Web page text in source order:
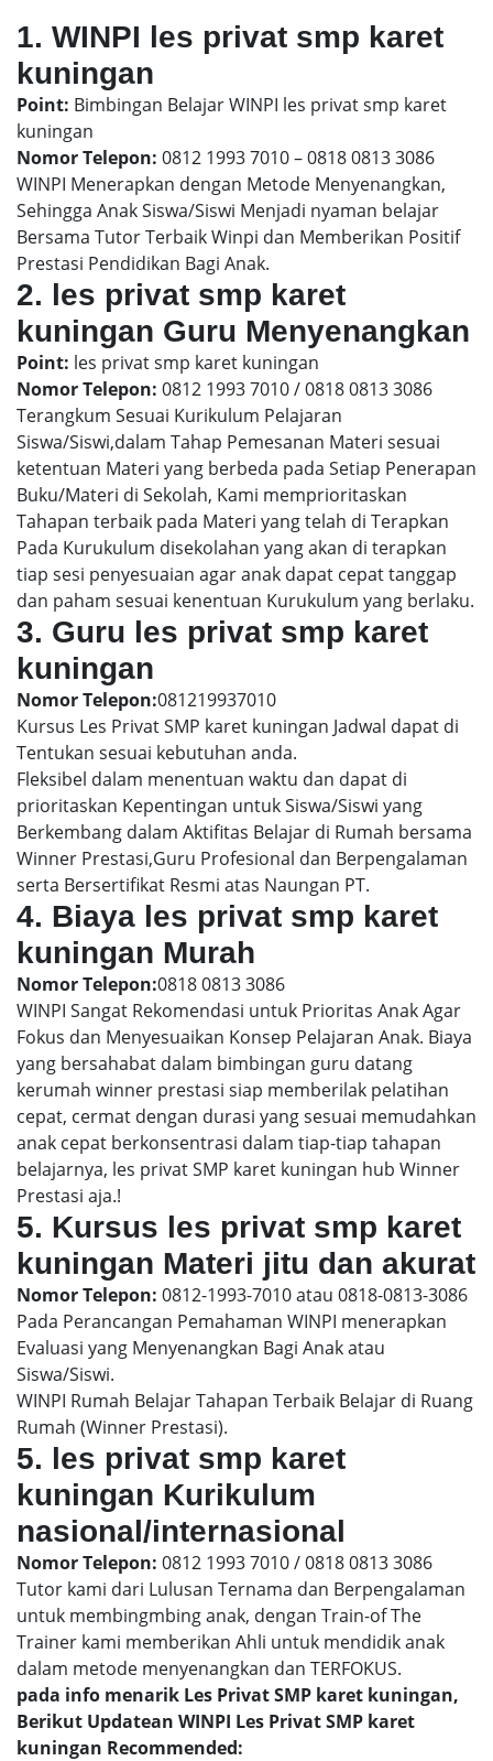
1. WINPI les privat smp karet
kuningan
Point: Bimbingan Belajar WINPI les privat smp karet
kuningan
Nomor Telepon: 0812 1993 7010 – 0818 0813 3086
WINPI Menerapkan dengan Metode Menyenangkan,
Sehingga Anak Siswa/Siswi Menjadi nyaman belajar
Bersama Tutor Terbaik Winpi dan Memberikan Positif
Prestasi Pendidikan Bagi Anak.
2. les privat smp karet
kuningan Guru Menyenangkan
Point: les privat smp karet kuningan
Nomor Telepon: 0812 1993 7010 / 0818 0813 3086
Terangkum Sesuai Kurikulum Pelajaran
Siswa/Siswi,dalam Tahap Pemesanan Materi sesuai
ketentuan Materi yang berbeda pada Setiap Penerapan
Buku/Materi di Sekolah, Kami memprioritaskan
Tahapan terbaik pada Materi yang telah di Terapkan
Pada Kurukulum disekolahan yang akan di terapkan
tiap sesi penyesuaian agar anak dapat cepat tanggap
dan paham sesuai kenentuan Kurukulum yang berlaku.
3. Guru les privat smp karet
kuningan
Nomor Telepon:081219937010
Kursus Les Privat SMP karet kuningan Jadwal dapat di
Tentukan sesuai kebutuhan anda.
Fleksibel dalam menentuan waktu dan dapat di
prioritaskan Kepentingan untuk Siswa/Siswi yang
Berkembang dalam Aktifitas Belajar di Rumah bersama
Winner Prestasi,Guru Profesional dan Berpengalaman
serta Bersertifikat Resmi atas Naungan PT.
4. Biaya les privat smp karet
kuningan Murah
Nomor Telepon:0818 0813 3086
WINPI Sangat Rekomendasi untuk Prioritas Anak Agar
Fokus dan Menyesuaikan Konsep Pelajaran Anak. Biaya
yang bersahabat dalam bimbingan guru datang
kerumah winner prestasi siap memberilak pelatihan
cepat, cermat dengan durasi yang sesuai memudahkan
anak cepat berkonsentrasi dalam tiap-tiap tahapan
belajarnya, les privat SMP karet kuningan hub Winner
Prestasi aja.!
5. Kursus les privat smp karet
kuningan Materi jitu dan akurat
Nomor Telepon: 0812-1993-7010 atau 0818-0813-3086
Pada Perancangan Pemahaman WINPI menerapkan
Evaluasi yang Menyenangkan Bagi Anak atau
Siswa/Siswi.
WINPI Rumah Belajar Tahapan Terbaik Belajar di Ruang
Rumah (Winner Prestasi).
5. les privat smp karet
kuningan Kurikulum
nasional/internasional
Nomor Telepon: 0812 1993 7010 / 0818 0813 3086
Tutor kami dari Lulusan Ternama dan Berpengalaman
untuk membingmbing anak, dengan Train-of The
Trainer kami memberikan Ahli untuk mendidik anak
dalam metode menyenangkan dan TERFOKUS.
pada info menarik Les Privat SMP karet kuningan,
Berikut Updatean WINPI Les Privat SMP karet
kuningan Recommended: